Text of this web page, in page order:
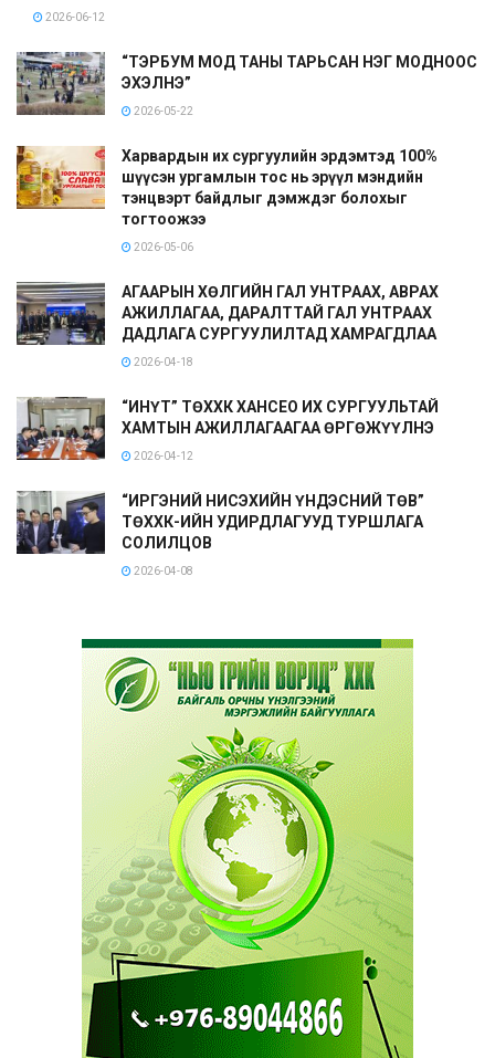
2026-06-12
“ТЭРБУМ МОД ТАНЫ ТАРЬСАН НЭГ МОДНООС
ЭХЭЛНЭ”
2026-05-22
Харвардын их сургуулийн эрдэмтэд 100%
шүүсэн ургамлын тос нь эрүүл мэндийн
тэнцвэрт байдлыг дэмждэг болохыг
тогтоожээ
2026-05-06
АГААРЫН ХӨЛГИЙН ГАЛ УНТРААХ, АВРАХ
АЖИЛЛАГАА, ДАРАЛТТАЙ ГАЛ УНТРААХ
ДАДЛАГА СУРГУУЛИЛТАД ХАМРАГДЛАА
2026-04-18
“ИНҮТ” ТӨХХК ХАНСЕО ИХ СУРГУУЛЬТАЙ
ХАМТЫН АЖИЛЛАГААГАА ӨРГӨЖҮҮЛНЭ
2026-04-12
“ИРГЭНИЙ НИСЭХИЙН ҮНДЭСНИЙ ТӨВ”
ТӨХХК-ИЙН УДИРДЛАГУУД ТУРШЛАГА
СОЛИЛЦОВ
2026-04-08